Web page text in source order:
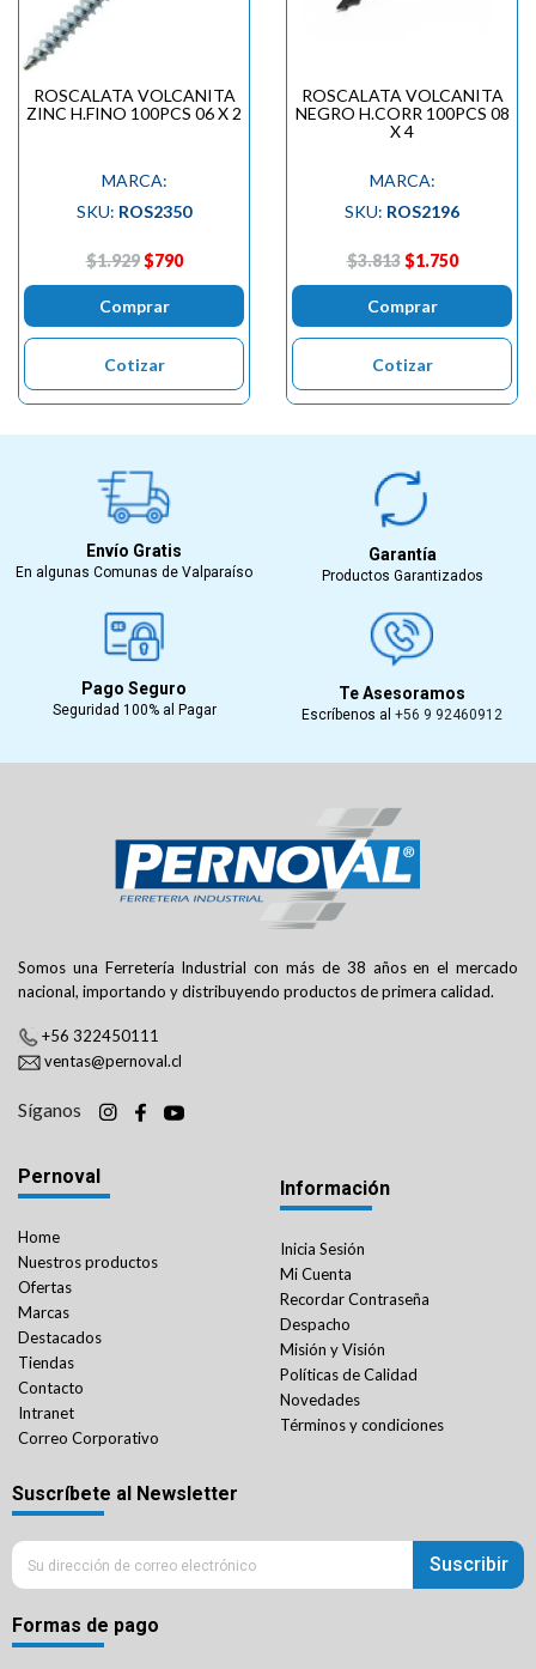
ROSCALATA VOLCANITA
ZINC H.FINO 100PCS 06 X 2
MARCA:
SKU: ROS2350
$1.929 $790
Comprar
Cotizar
ROSCALATA VOLCANITA
NEGRO H.CORR 100PCS 08
X 4
MARCA:
SKU: ROS2196
$3.813 $1.750
Comprar
Cotizar
Envío Gratis
En algunas Comunas de Valparaíso
Garantía
Productos Garantizados
Pago Seguro
Seguridad 100% al Pagar
Te Asesoramos
Escríbenos al +56 9 92460912
Somos una Ferretería Industrial con más de 38 años en el mercado
nacional, importando y distribuyendo productos de primera calidad.
+56 322450111
ventas@pernoval.cl
Síganos
Pernoval
Home
Nuestros productos
Ofertas
Marcas
Destacados
Tiendas
Contacto
Intranet
Correo Corporativo
Información
Inicia Sesión
Mi Cuenta
Recordar Contraseña
Despacho
Misión y Visión
Políticas de Calidad
Novedades
Términos y condiciones
Suscríbete al Newsletter
Suscribir
Formas de pago